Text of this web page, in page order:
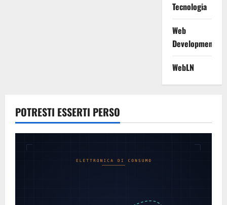
Tecnologia
Web
Development
WebLN
POTRESTI ESSERTI PERSO